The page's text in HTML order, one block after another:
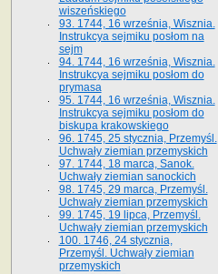
wiszeńskiego
93. 1744, 16 września, Wisznia.
Instrukcya sejmiku posłom na
sejm
94. 1744, 16 września, Wisznia.
Instrukcya sejmiku posłom do
prymasa
95. 1744, 16 września, Wisznia.
Instrukcya sejmiku posłom do
biskupa krakowskiego
96. 1745, 25 stycznia, Przemyśl.
Uchwały ziemian przemyskich
97. 1744, 18 marca, Sanok.
Uchwały ziemian sanockich
98. 1745, 29 marca, Przemyśl.
Uchwały ziemian przemyskich
99. 1745, 19 lipca, Przemyśl.
Uchwały ziemian przemyskich
100. 1746, 24 stycznia,
Przemyśl. Uchwały ziemian
przemyskich